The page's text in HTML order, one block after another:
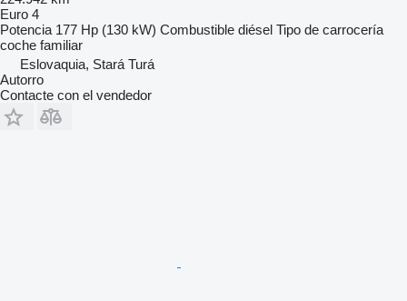
Euro 4
Potencia 177 Hp (130 kW) Combustible diésel Tipo de carrocería
coche familiar
Eslovaquia, Stará Turá
Autorro
Contacte con el vendedor